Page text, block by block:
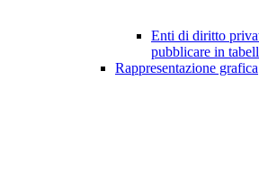
Enti di diritto
pubblicare in
Rappresentazione grafica